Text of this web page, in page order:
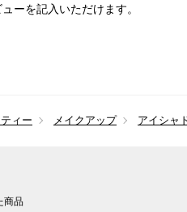
ーを記入いただけます。
ィー メイクアップ アイシャ
商品